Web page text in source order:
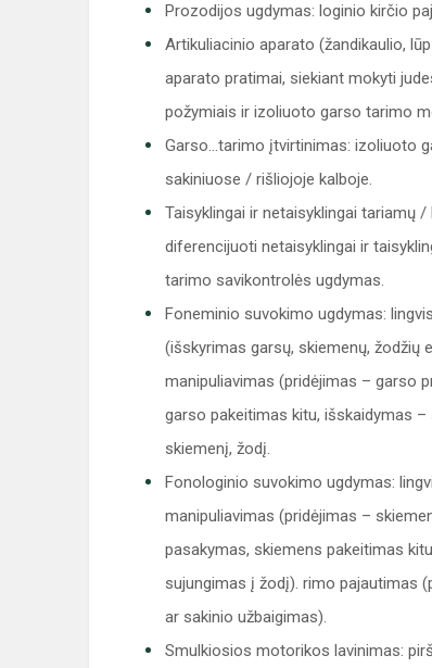
Prozodijos ugdymas: loginio kirčio
Artikuliacinio aparato (žandikaulio,
aparato pratimai, siekiant mokyti
požymiais ir izoliuoto garso tarimo
Garso…tarimo įtvirtinimas: izoliuoto
sakiniuose / rišliojoje kalboje.
Taisyklingai ir netaisyklingai tariamų
diferencijuoti netaisyklingai ir
tarimo savikontrolės ugdymas.
Foneminio suvokimo ugdymas:
(išskyrimas garsų, skiemenų,
manipuliavimas (pridėjimas – garso
garso pakeitimas kitu, išskaidymas
skiemenį, žodį.
Fonologinio suvokimo ugdymas:
manipuliavimas (pridėjimas –
pasakymas, skiemens pakeitimas
sujungimas į žodį). rimo pajautimas
ar sakinio užbaigimas).
Smulkiosios motorikos lavinimas: